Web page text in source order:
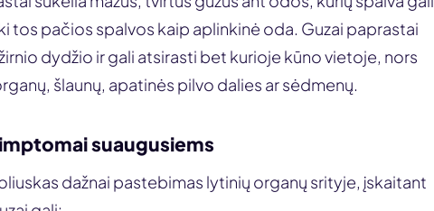
tos pačios spalvos kaip aplinkinė oda. Guzai paprastai
dydžio ir gali atsirasti bet kurioje kūno vietoje, nors
šlaunų, apatinės pilvo dalies ar sėdmenų.
suaugusiems
dažnai pastebimas lytinių organų srityje, įskaitant